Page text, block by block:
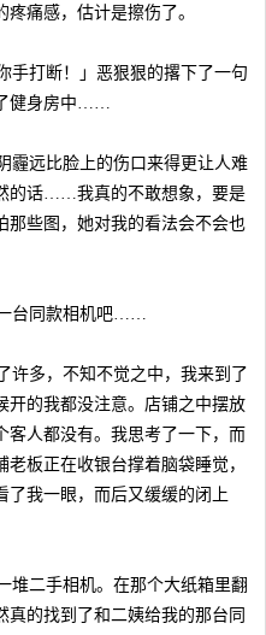
痛感，估计是擦伤了。
打断！」恶狠狠的撂下了一句
健身房中……
远比脸上的伤口来得更让人难
的话……我真的不敢想象，要是
那些图，她对我的看法会不会也
台同款相机吧……
多，不知不觉之中，我来到了
开的我都没注意。店铺之中摆放
客人都没有。我思考了一下，而
板正在收银台撑着脑袋睡觉，
了我一眼，而后又缓缓的闭上
二手相机。在那个大纸箱里翻
的找到了和二姨给我的那台同